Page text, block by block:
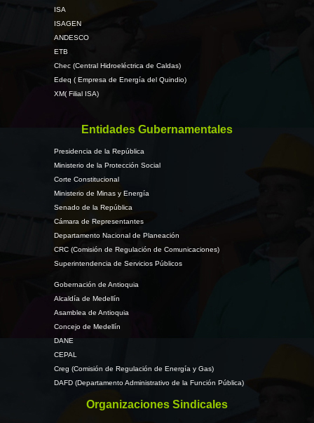
ISA
ISAGEN
ANDESCO
ETB
Chec (Central Hidroeléctrica de Caldas)
Edeq ( Empresa de Energía del Quindio)
XM( Filial ISA)
Entidades Gubernamentales
Presidencia de la República
Ministerio de la Protección Social
Corte Constitucional
Ministerio de Minas y Energía
Senado de la República
Cámara de Representantes
Departamento Nacional de Planeación
CRC (Comisión de Regulación de Comunicaciones)
Superintendencia de Servicios Públicos
Gobernación de Antioquia
Alcaldía de Medellín
Asamblea de Antioquia
Concejo de Medellín
DANE
CEPAL
Creg (Comisión de Regulación de Energía y Gas)
DAFD (Departamento Administrativo de la Función Pública)
Organizaciones Sindicales